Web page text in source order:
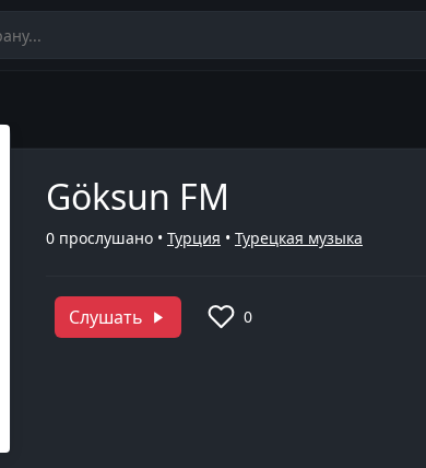
Göksun FM
0 прослушано • Турция • Турецкая музыка
Слушать 0